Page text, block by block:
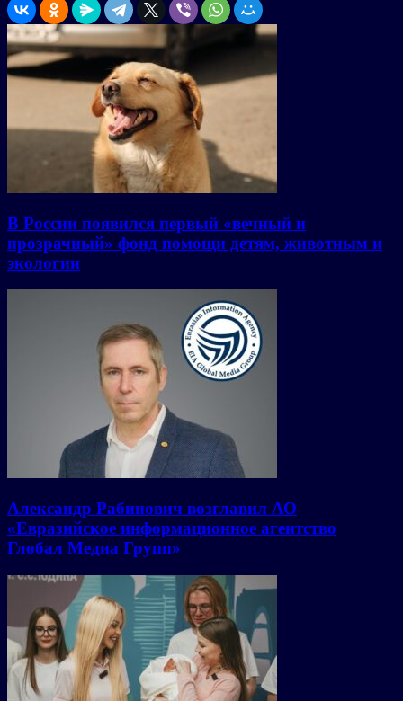
В России появился первый «вечный и
прозрачный» фонд помощи детям, животным и
экологии
Александр Рабинович возглавил АО
«Евразийское информационное агентство
Глобал Медиа Групп»